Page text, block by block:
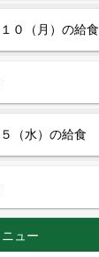
０（月）の給食
（水）の給食